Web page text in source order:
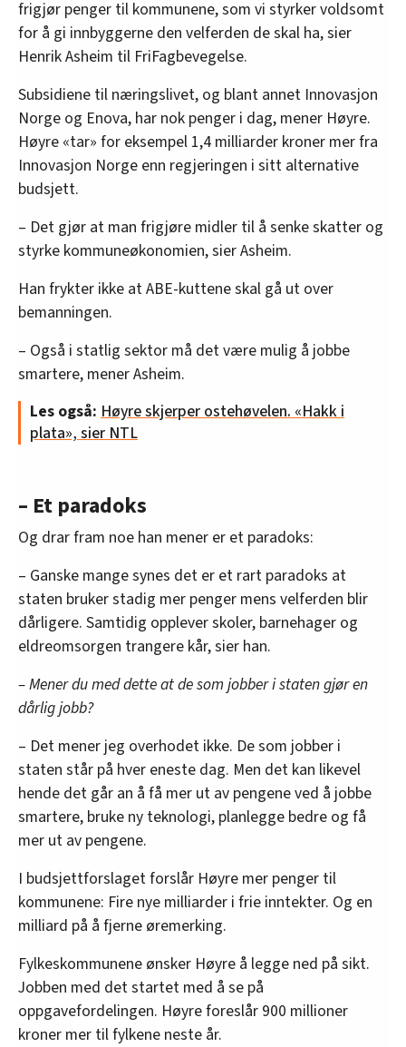
frigjør penger til kommunene, som vi styrker voldsomt
for å gi innbyggerne den velferden de skal ha, sier
Henrik Asheim til FriFagbevegelse.
Subsidiene til næringslivet, og blant annet Innovasjon
Norge og Enova, har nok penger i dag, mener Høyre.
Høyre «tar» for eksempel 1,4 milliarder kroner mer fra
Innovasjon Norge enn regjeringen i sitt alternative
budsjett.
– Det gjør at man frigjøre midler til å senke skatter og
styrke kommuneøkonomien, sier Asheim.
Han frykter ikke at ABE-kuttene skal gå ut over
bemanningen.
– Også i statlig sektor må det være mulig å jobbe
smartere, mener Asheim.
Les også: Høyre skjerper ostehøvelen. «Hakk i
plata», sier NTL
– Et paradoks
Og drar fram noe han mener er et paradoks:
– Ganske mange synes det er et rart paradoks at
staten bruker stadig mer penger mens velferden blir
dårligere. Samtidig opplever skoler, barnehager og
eldreomsorgen trangere kår, sier han.
– Mener du med dette at de som jobber i staten gjør en
dårlig jobb?
– Det mener jeg overhodet ikke. De som jobber i
staten står på hver eneste dag. Men det kan likevel
hende det går an å få mer ut av pengene ved å jobbe
smartere, bruke ny teknologi, planlegge bedre og få
mer ut av pengene.
I budsjettforslaget forslår Høyre mer penger til
kommunene: Fire nye milliarder i frie inntekter. Og en
milliard på å fjerne øremerking.
Fylkeskommunene ønsker Høyre å legge ned på sikt.
Jobben med det startet med å se på
oppgavefordelingen. Høyre foreslår 900 millioner
kroner mer til fylkene neste år.